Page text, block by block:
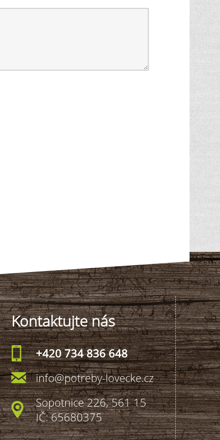
Kontaktujte nás
+420 734 836 648
info@potreby-lovecke.cz
Sopotnice 226, 561 15
IČ: 65680375